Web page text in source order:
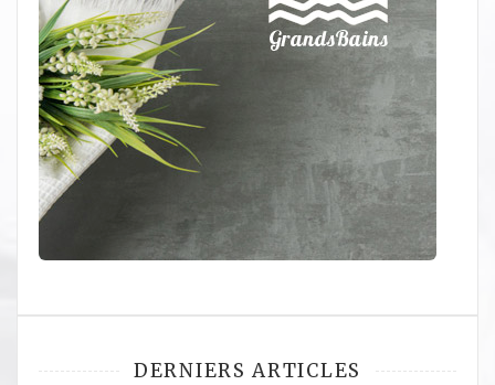
DERNIERS ARTICLES